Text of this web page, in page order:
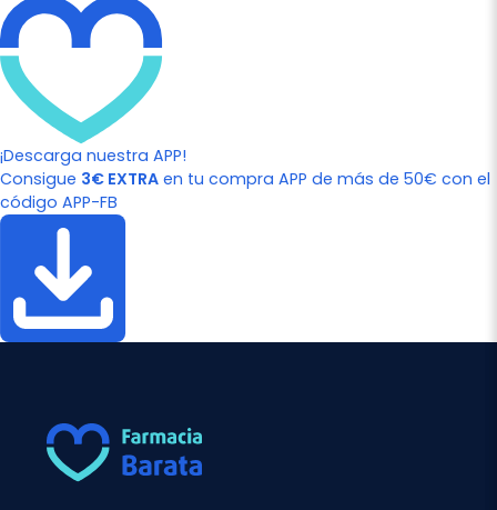
¡Descarga nuestra APP!
Consigue 3€ EXTRA en tu compra APP de más de 50€ con el
código APP-FB